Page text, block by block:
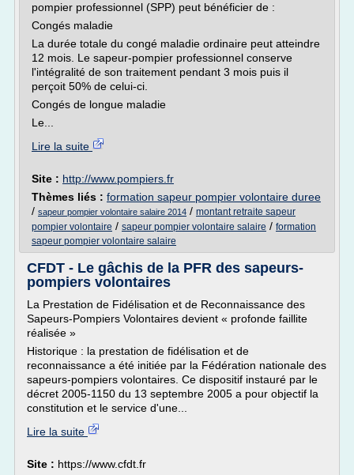
pompier professionnel (SPP) peut bénéficier de :
Congés maladie
La durée totale du congé maladie ordinaire peut atteindre
12 mois. Le sapeur-pompier professionnel conserve
l'intégralité de son traitement pendant 3 mois puis il
perçoit 50% de celui-ci.
Congés de longue maladie
Le...
Lire la suite
Site : http://www.pompiers.fr
Thèmes liés : formation sapeur pompier volontaire duree
/ sapeur pompier volontaire salaire 2014 / montant retraite sapeur
pompier volontaire / sapeur pompier volontaire salaire / formation
sapeur pompier volontaire salaire
CFDT - Le gâchis de la PFR des sapeurs-
pompiers volontaires
La Prestation de Fidélisation et de Reconnaissance des
Sapeurs-Pompiers Volontaires devient « profonde faillite
réalisée »
Historique : la prestation de fidélisation et de
reconnaissance a été initiée par la Fédération nationale des
sapeurs-pompiers volontaires. Ce dispositif instauré par le
décret 2005-1150 du 13 septembre 2005 a pour objectif la
constitution et le service d'une...
Lire la suite
Site : https://www.cfdt.fr